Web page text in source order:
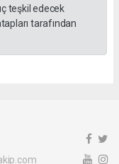
teşkil edecek
tarafından